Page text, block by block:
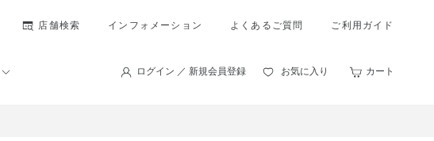
店舗検索 インフォメーション よくあるご質問 ご利用ガイド
ログイン ／ 新規会員登録 お気に入り カート